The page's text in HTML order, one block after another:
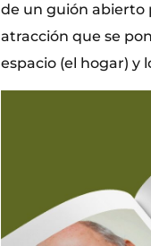
de un guión abierto
atracción que se
espacio (el hogar) y